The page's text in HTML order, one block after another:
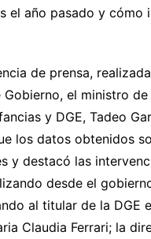
el año pasado y cómo
de prensa,
Gobierno, el ministro
y DGE, Tadeo
los datos obtenidos
y destacó las
desde el
al titular de la DGE
Claudia Ferrari; la